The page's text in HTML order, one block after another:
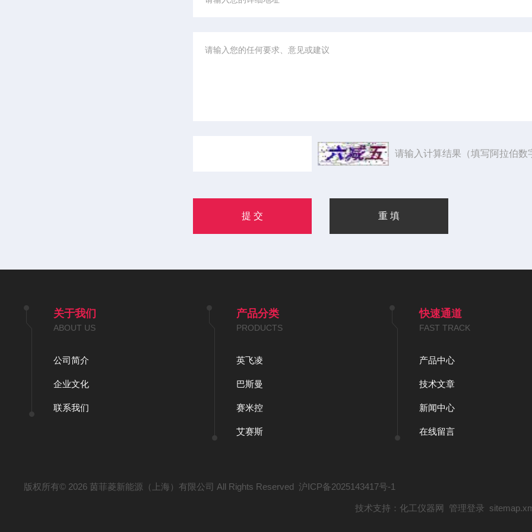
请输入计算结果（填写阿拉伯数
关于我们
ABOUT US
公司简介
企业文化
联系我们
产品分类
PRODUCTS
英飞凌
巴斯曼
赛米控
艾赛斯
快速通道
FAST TRACK
产品中心
技术文章
新闻中心
在线留言
版权所有© 2026 茵菲菱新能源（上海）有限公司 All Rights Reserved 沪ICP备2025143417号-1
技术支持： 化工仪器网 管理登录